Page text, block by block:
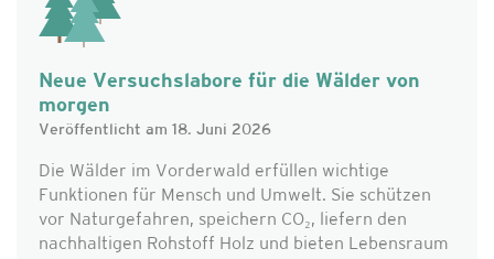
Neue Versuchslabore für die Wälder von
morgen
Veröffentlicht am 18. Juni 2026
Die Wälder im Vorderwald erfüllen wichtige
Funktionen für Mensch und Umwelt. Sie schützen
vor Naturgefahren, speichern CO₂, liefern den
nachhaltigen Rohstoff Holz und bieten Lebensraum